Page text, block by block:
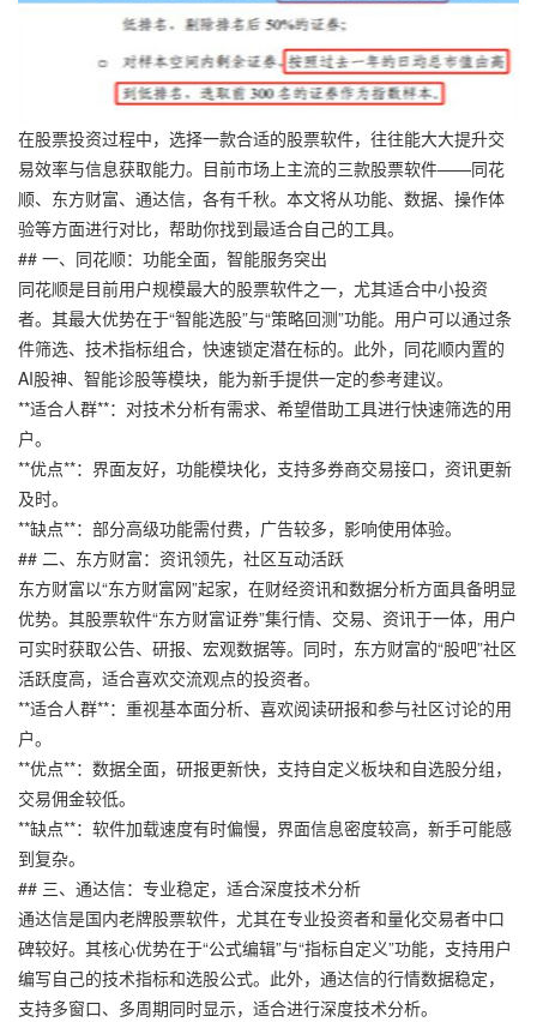
在股票投资过程中，选择一款合适的股票软件，往往能大大提升交
易效率与信息获取能力。目前市场上主流的三款股票软件——同花
顺、东方财富、通达信，各有千秋。本文将从功能、数据、操作体
验等方面进行对比，帮助你找到最适合自己的工具。
## 一、同花顺：功能全面，智能服务突出
同花顺是目前用户规模最大的股票软件之一，尤其适合中小投资
者。其最大优势在于“智能选股”与“策略回测”功能。用户可以通过条
件筛选、技术指标组合，快速锁定潜在标的。此外，同花顺内置的
AI股神、智能诊股等模块，能为新手提供一定的参考建议。
**适合人群**：对技术分析有需求、希望借助工具进行快速筛选的用
户。
**优点**：界面友好，功能模块化，支持多券商交易接口，资讯更新
及时。
**缺点**：部分高级功能需付费，广告较多，影响使用体验。
## 二、东方财富：资讯领先，社区互动活跃
东方财富以“东方财富网”起家，在财经资讯和数据分析方面具备明显
优势。其股票软件“东方财富证券”集行情、交易、资讯于一体，用户
可实时获取公告、研报、宏观数据等。同时，东方财富的“股吧”社区
活跃度高，适合喜欢交流观点的投资者。
**适合人群**：重视基本面分析、喜欢阅读研报和参与社区讨论的用
户。
**优点**：数据全面，研报更新快，支持自定义板块和自选股分组，
交易佣金较低。
**缺点**：软件加载速度有时偏慢，界面信息密度较高，新手可能感
到复杂。
## 三、通达信：专业稳定，适合深度技术分析
通达信是国内老牌股票软件，尤其在专业投资者和量化交易者中口
碑较好。其核心优势在于“公式编辑”与“指标自定义”功能，支持用户
编写自己的技术指标和选股公式。此外，通达信的行情数据稳定，
支持多窗口、多周期同时显示，适合进行深度技术分析。